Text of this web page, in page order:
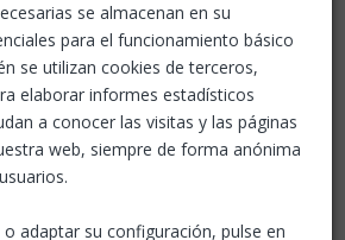
docent: convocatòria,
Catalunya 23 Jun, 2026
ANPE
reclama una solució transitòria
per al requisit del C2 de català a
se almacenan en su
para el funcionamiento básico
se utilizan cookies de terceros,
elaborar informes estadísticos
a conocer las visitas y las páginas
web, siempre de forma anónima
o adaptar su configuración, pulse en